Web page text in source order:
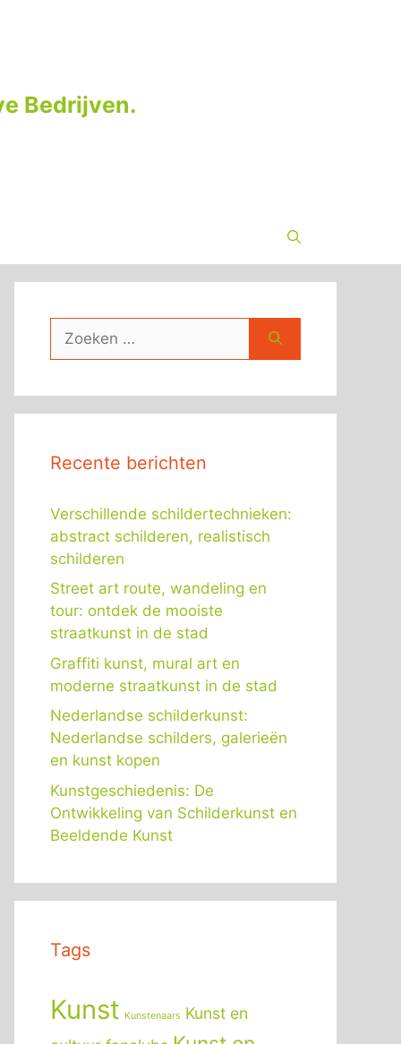
Bedrijven.
naar:
Recente berichten
Verschillende schildertechnieken:
abstract schilderen, realistisch
schilderen
Street art route, wandeling en
tour: ontdek de mooiste
straatkunst in de stad
Graffiti kunst, mural art en
moderne straatkunst in de stad
Nederlandse schilderkunst:
Nederlandse schilders, galerieën
en kunst kopen
Kunstgeschiedenis: De
Ontwikkeling van Schilderkunst en
Beeldende Kunst
Tags
Kunst Kunstenaars Kunst en